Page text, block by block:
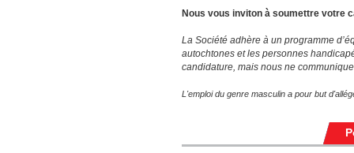
Nous vous inviton à soumettre votre
La Société adhère à un programme
autochtones et les personnes
candidature, mais nous ne
L'emploi du genre masculin a pour but